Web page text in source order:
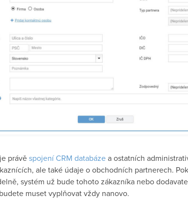
právěspojení CRM databázea ostatních
ale také údaje o obchodních partnerech.
systém už bude tohoto zákazníka nebo
muset vyplňovat vždy nanovo.